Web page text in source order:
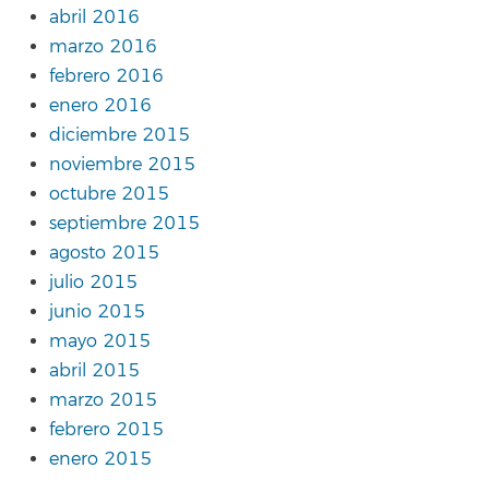
abril 2016
marzo 2016
febrero 2016
enero 2016
diciembre 2015
noviembre 2015
octubre 2015
septiembre 2015
agosto 2015
julio 2015
junio 2015
mayo 2015
abril 2015
marzo 2015
febrero 2015
enero 2015